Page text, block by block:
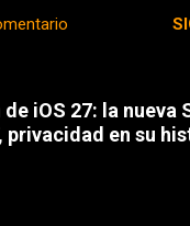
ese equilibrio entre lo
cualquier ahorro que
un dispositivo de
iOS 27: la nueva
privacidad en su